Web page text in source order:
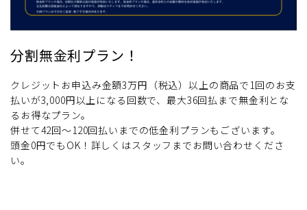
分割無金利プラン！
クレジットお申込み金額3万円（税込）以上の商品で1回のお支
払いが3,000円以上になる回数で、最大36回払まで無金利とな
るお得なプラン。
併せて42回～120回払いまでの低金利プランもございます。
頭金0円でもOK！詳しくはスタッフまでお問い合わせくださ
い。